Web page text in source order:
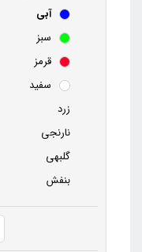
آبی
سبز
قرمز
سفید
زرد
نارنجی
گلبهی
بنفش